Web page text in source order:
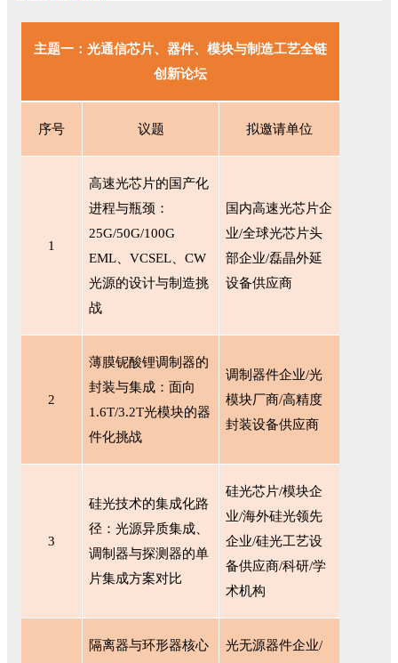
主题一：光通信芯片、器件、模块与制造工艺全链
创新论坛
序号 议题 拟邀请单位
1
高速光芯片的国产化
进程与瓶颈：
25G/50G/100G
EML、VCSEL、CW
光源的设计与制造挑
战
国内高速光芯片企
业/全球光芯片头
部企业/磊晶外延
设备供应商
2
薄膜铌酸锂调制器的
封装与集成：面向
1.6T/3.2T光模块的器
件化挑战
调制器件企业/光
模块厂商/高精度
封装设备供应商
3
硅光技术的集成化路
径：光源异质集成、
调制器与探测器的单
片集成方案对比
硅光芯片/模块企
业/海外硅光领先
企业/硅光工艺设
备供应商/科研/学
术机构
隔离器与环形器核心
光无源器件企业/